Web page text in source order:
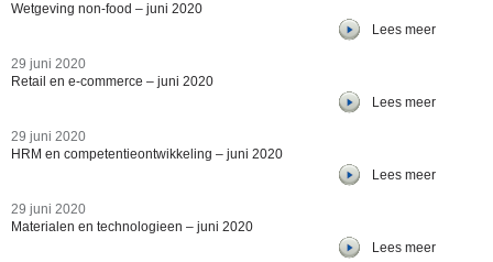
Wetgeving non-food – juni 2020
Lees meer
29 juni 2020
Retail en e-commerce – juni 2020
Lees meer
29 juni 2020
HRM en competentieontwikkeling – juni 2020
Lees meer
29 juni 2020
Materialen en technologieen – juni 2020
Lees meer